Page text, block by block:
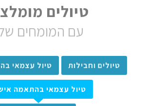
טיולים
עם המומחים
טיולים וחבילות טיול עצמאי
טיול עצמאי בהתאמה